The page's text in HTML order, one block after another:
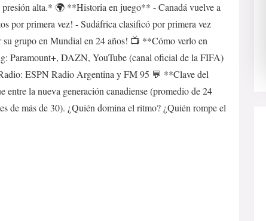
alta.* 🌍 **Historia en juego** - Canadá vuelve a
por primera vez! - Sudáfrica clasificó por primera vez
su grupo en Mundial en 24 años! 📺 **Cómo verlo en
Paramount+, DAZN, YouTube (canal oficial de la FIFA)
ESPN Radio Argentina y FM 95 💬 **Clave del
la nueva generación canadiense (promedio de 24
de más de 30). ¿Quién domina el ritmo? ¿Quién rompe el